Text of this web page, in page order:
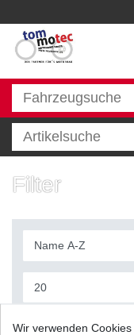
Filter
Wir verwenden